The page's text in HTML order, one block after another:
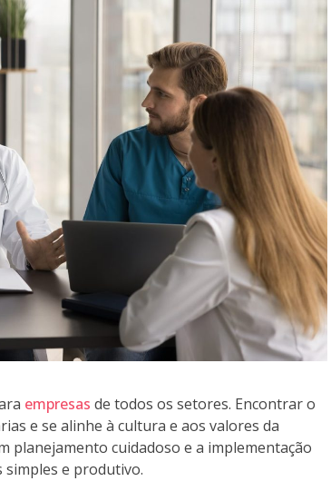
empresas de todos os setores. Encontrar o
e se alinhe à cultura e aos valores da
planejamento cuidadoso e a implementação
simples e produtivo.